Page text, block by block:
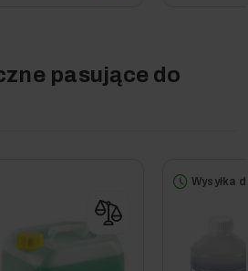
pasujące do
Wysyłka